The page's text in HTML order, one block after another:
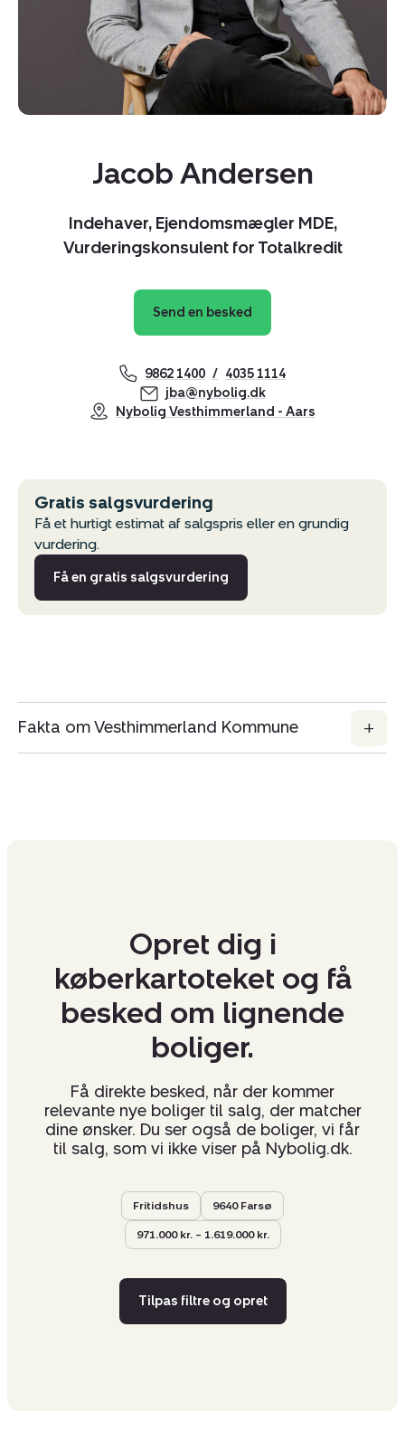
Jacob Andersen
Indehaver, Ejendomsmægler MDE,
Vurderingskonsulent for Totalkredit
Send en besked
9862 1400
4035 1114
jba@nybolig.dk
Nybolig Vesthimmerland - Aars
Gratis salgsvurdering
Få et hurtigt estimat af salgspris eller en grundig
vurdering.
Få en gratis salgsvurdering
Fakta om Vesthimmerland Kommune
Opret dig i
køberkartoteket og få
besked om lignende
boliger.
Få direkte besked, når der kommer
relevante nye boliger til salg, der matcher
dine ønsker. Du ser også de boliger, vi får
til salg, som vi ikke viser på Nybolig.dk.
Fritidshus 9640 Farsø
971.000 kr. – 1.619.000 kr.
Tilpas filtre og opret
Del via mail